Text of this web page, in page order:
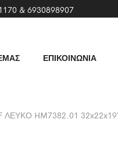
& 6930898907
ΕΠΙΚΟΙΝΩΝΙΑ
HM7382.01